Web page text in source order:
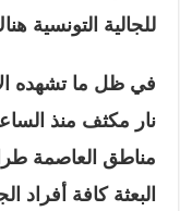
للجالية التونسية
في ظل ما تشهده
نار مكثف منذ
مناطق العاصمة
البعثة كافة أفراد